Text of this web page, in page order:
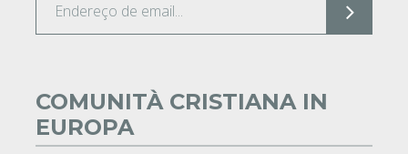
COMUNITÀ CRISTIANA IN
EUROPA